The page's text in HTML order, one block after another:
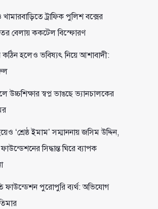
খামারবাড়িতে ট্রাফিক পুলিশ বক্সের
বেলায় ককটেল বিস্ফোরণ
হলেও ভবিষ্যৎ নিয়ে আশাবাদী:
উচ্চশিক্ষার স্বপ্ন ভাঙছে ভ্যানচালকের
‘শ্রেষ্ঠ ইমাম’ সম্মাননায় জসিম উদ্দিন,
সিদ্ধান্ত ঘিরে ব্যাপক
ফাউন্ডেশন পুরোপুরি ব্যর্থ: অভিযোগ